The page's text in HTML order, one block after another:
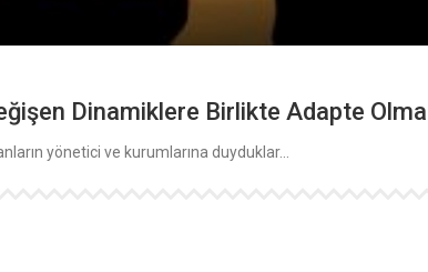
Dinamiklere Birlikte Adapte
yönetici ve kurumlarına duyduklar...